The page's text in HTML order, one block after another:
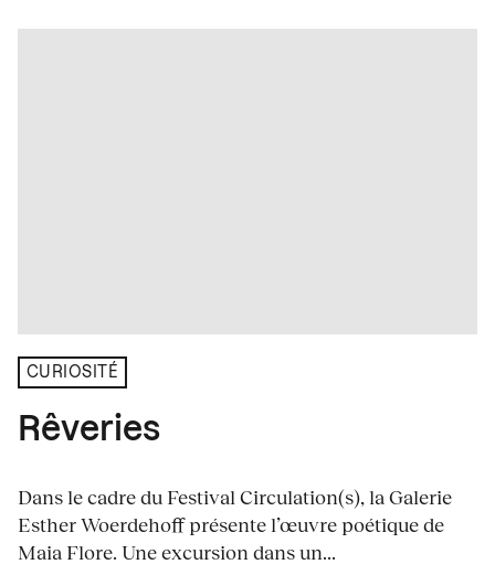
CURIOSITÉ
Rêveries
Dans le cadre du Festival Circulation(s), la Galerie
Esther Woerdehoff présente l’œuvre poétique de
Maia Flore. Une excursion dans un...